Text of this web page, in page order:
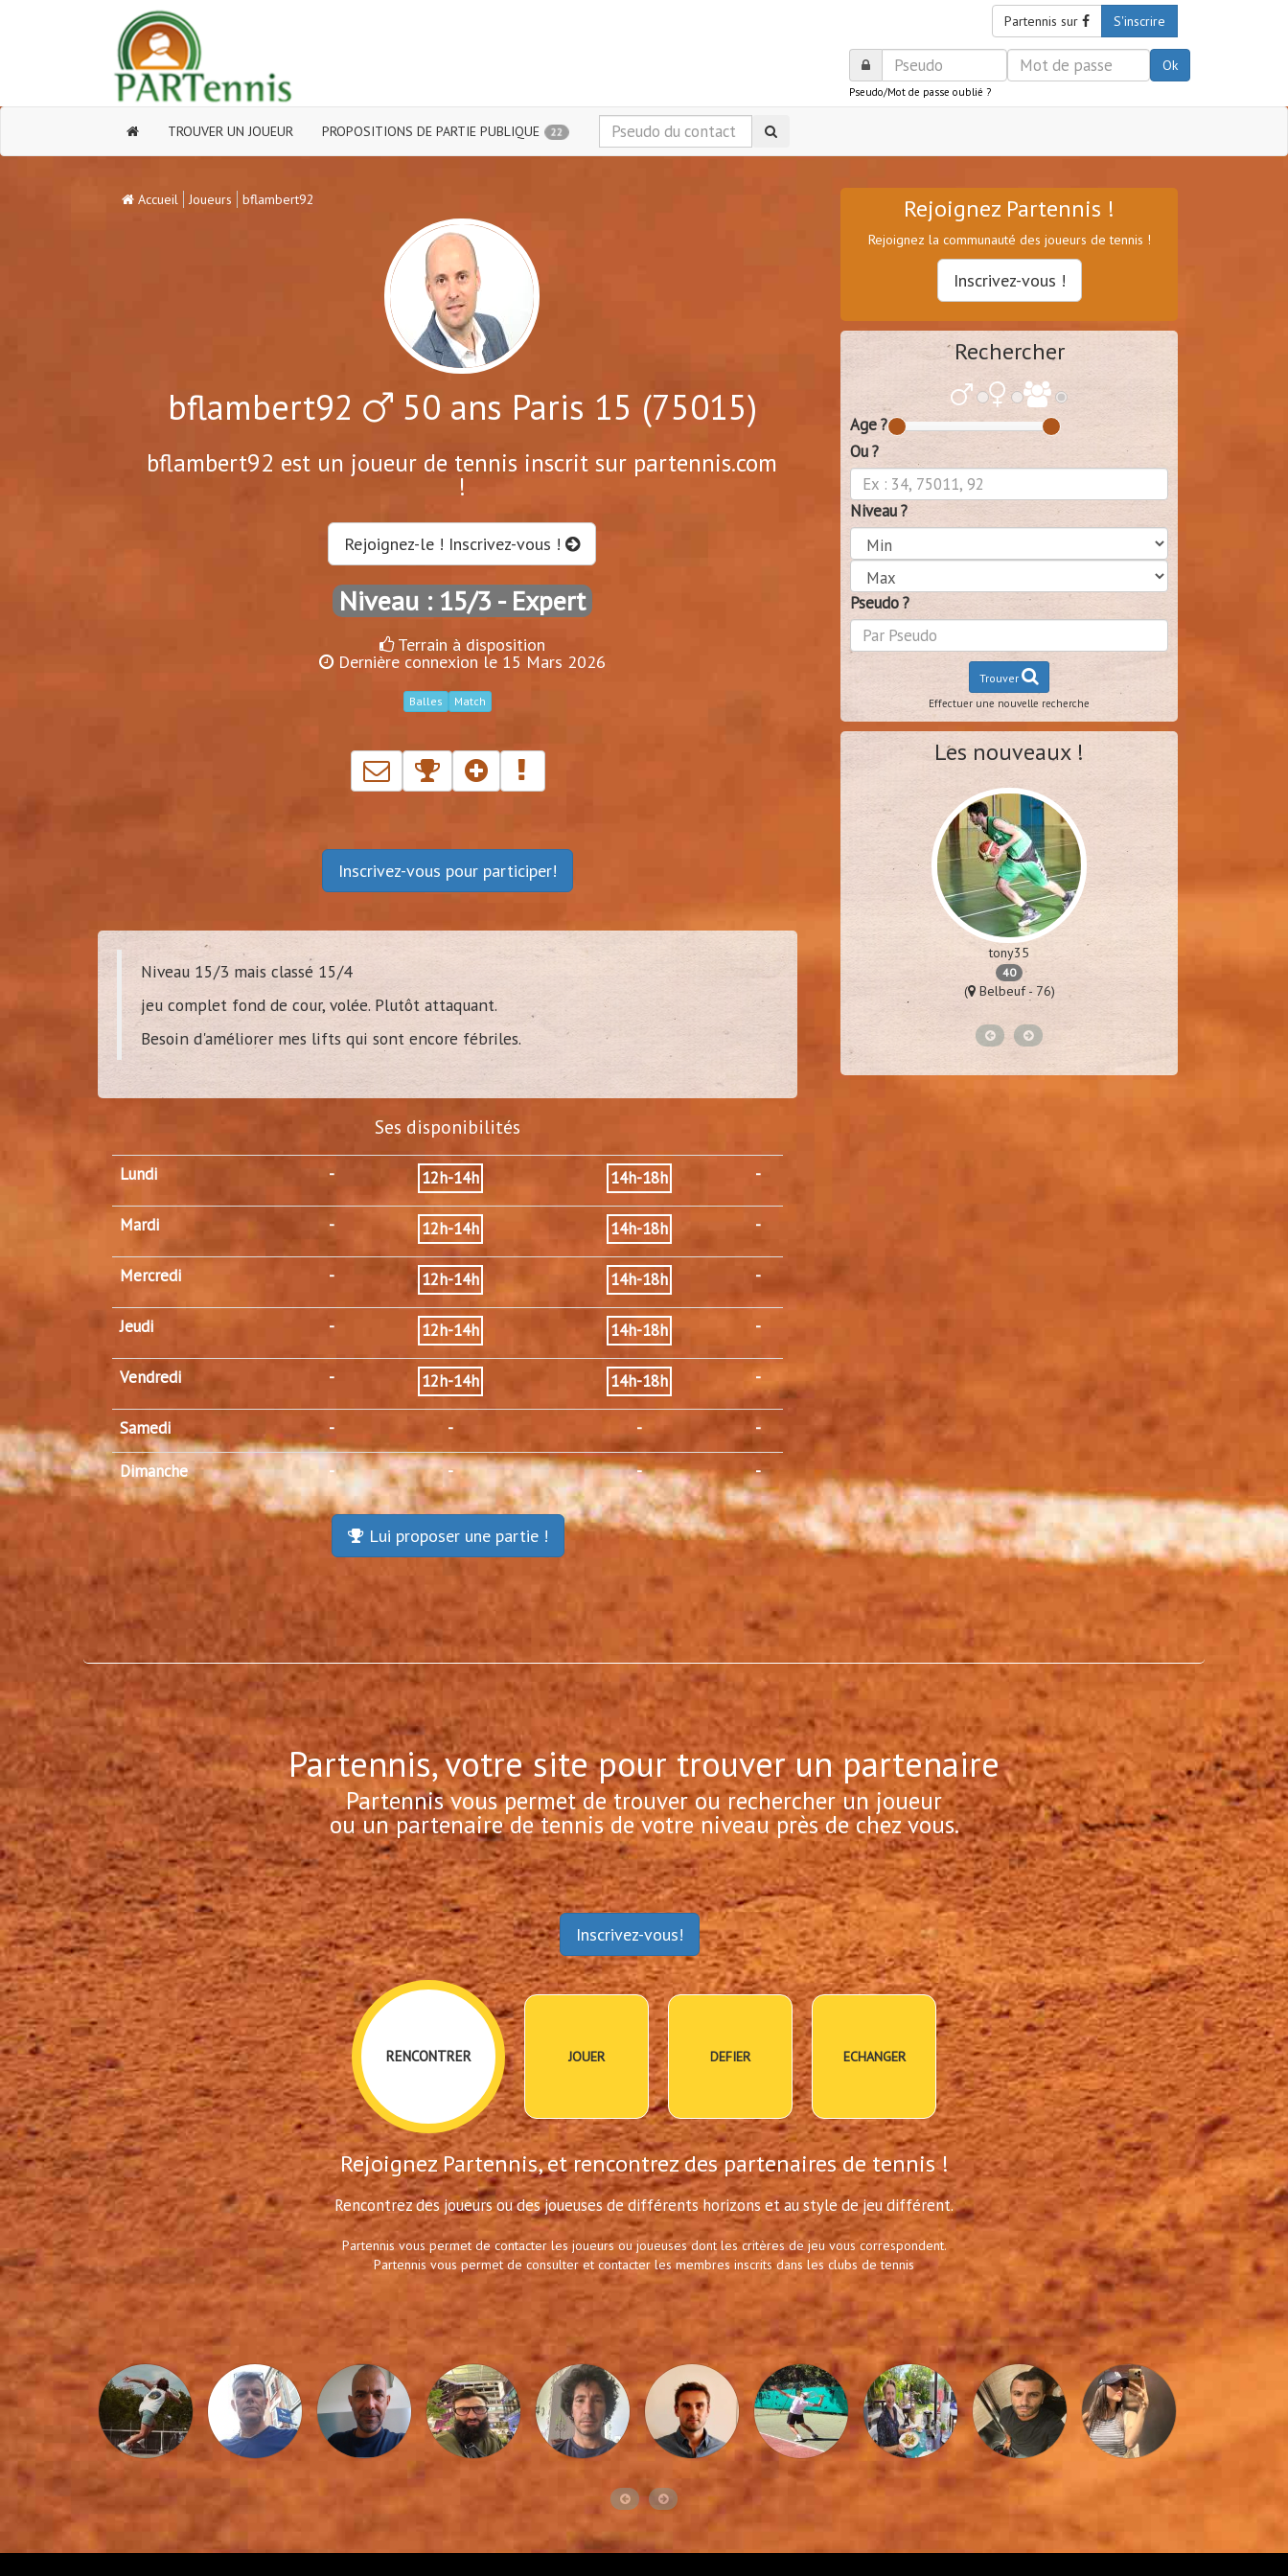
Partennis sur S'inscrire
Ok
Pseudo/Mot de passe oublié ?
TROUVER UN JOUEUR PROPOSITIONS DE PARTIE PUBLIQUE 22
Accueil Joueurs bflambert92
bflambert92 50 ans Paris 15 (75015)
bflambert92 est un joueur de tennis inscrit sur partennis.com
!
Rejoignez-le ! Inscrivez-vous !
Niveau : 15/3 - Expert
Terrain à disposition
Dernière connexion le 15 Mars 2026
Balles Match
Inscrivez-vous pour participer!
Niveau 15/3 mais classé 15/4
jeu complet fond de cour, volée. Plutôt attaquant.
Besoin d'améliorer mes lifts qui sont encore fébriles.
Ses disponibilités
Lundi - 12h-14h 14h-18h -
Mardi - 12h-14h 14h-18h -
Mercredi - 12h-14h 14h-18h -
Jeudi - 12h-14h 14h-18h -
Vendredi - 12h-14h 14h-18h -
Samedi - - - -
Dimanche - - - -
Lui proposer une partie !
Rejoignez Partennis !
Rejoignez la communauté des joueurs de tennis !
Inscrivez-vous !
Rechercher
Age ?
Ou ?
Niveau ?
Pseudo ?
Trouver
Effectuer une nouvelle recherche
Les nouveaux !
damien37 tony35
40
( Belbeuf - 76)
Partennis, votre site pour trouver un partenaire
Partennis vous permet de trouver ou rechercher un joueur
ou un partenaire de tennis de votre niveau près de chez vous.
Inscrivez-vous!
RENCONTRER JOUER DEFIER ECHANGER
Rejoignez Partennis, et rencontrez des partenaires de tennis !
Rencontrez des joueurs ou des joueuses de différents horizons et au style de jeu différent.
Partennis vous permet de contacter les joueurs ou joueuses dont les critères de jeu vous correspondent.
Partennis vous permet de consulter et contacter les membres inscrits dans les clubs de tennis